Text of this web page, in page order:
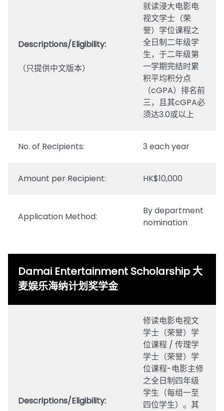
Descriptions/Eligibility:
（只提供中文版本）
就读浸大电影电
视文学士（荣
誉）学位课程之
全日制二年级学
生，于二年级第
一学期完结时累
积平均积分点
（cGPA）排名前
三，且其cGPA必
须达3.0或以上
No. of Recipients: 3 each year
Amount per Recipient: HK$10,000
Application Method:
By department
nomination
Damai Entertainment Scholarship 大
麦娱乐海纳计划奖学金
Descriptions/Eligibility:
修读电影电视文
学士（荣誉）学
位课程 / 传理学
学士（荣誉）学
位课程-电影主修
之全日制四年级
学生（每组一至
四位学生）。其